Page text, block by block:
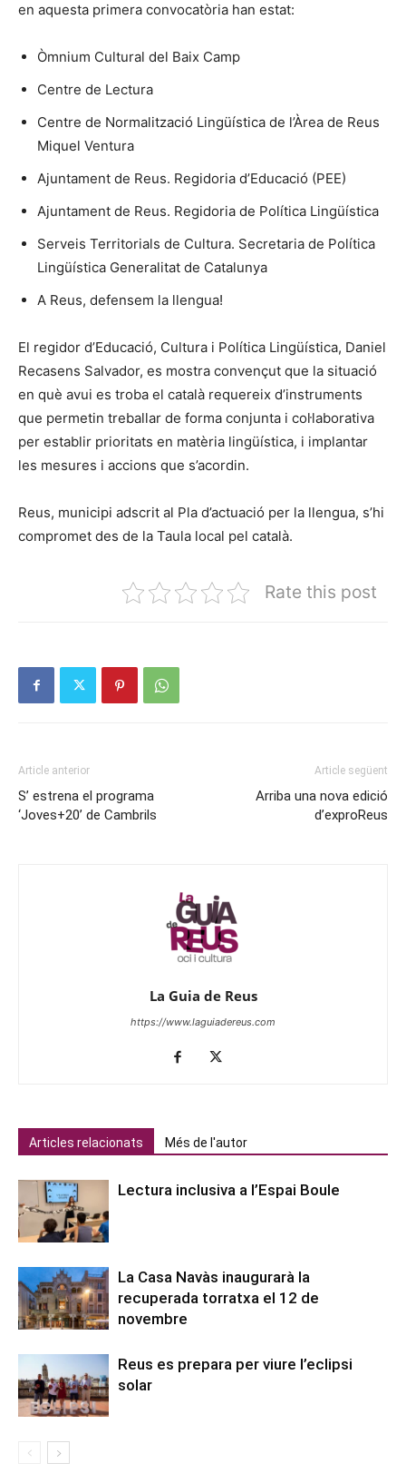
en aquesta primera convocatòria han estat:
Òmnium Cultural del Baix Camp
Centre de Lectura
Centre de Normalització Lingüística de l’Àrea de Reus
Miquel Ventura
Ajuntament de Reus. Regidoria d’Educació (PEE)
Ajuntament de Reus. Regidoria de Política Lingüística
Serveis Territorials de Cultura. Secretaria de Política
Lingüística Generalitat de Catalunya
A Reus, defensem la llengua!
El regidor d’Educació, Cultura i Política Lingüística, Daniel
Recasens Salvador, es mostra convençut que la situació
en què avui es troba el català requereix d’instruments
que permetin treballar de forma conjunta i col·laborativa
per establir prioritats en matèria lingüística, i implantar
les mesures i accions que s’acordin.
Reus, municipi adscrit al Pla d’actuació per la llengua, s’hi
compromet des de la Taula local pel català.
Rate this post
Article anterior
S’ estrena el programa
‘Joves+20’ de Cambrils
Article següent
Arriba una nova edició
d’exproReus
La Guia de Reus
https://www.laguiadereus.com
Articles relacionats Més de l'autor
Lectura inclusiva a l’Espai Boule
La Casa Navàs inaugurarà la
recuperada torratxa el 12 de
novembre
Reus es prepara per viure l’eclipsi
solar